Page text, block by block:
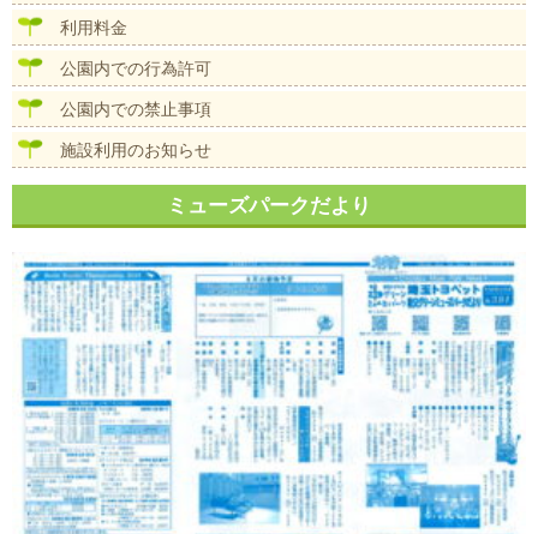
利用料金
公園内での行為許可
公園内での禁止事項
施設利用のお知らせ
ミューズパークだより